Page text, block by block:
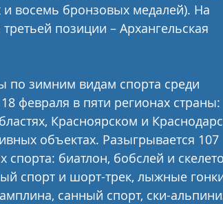
и восемь бронзовых медалей). На
позиции – Архангельская
по зимним видам спорта среди
февраля в пяти регионах страны:
Красноярском и
объектах. Разыгрывается 107
биатлон, бобслей и
спорт и шорт-трек, лыжные
санный спорт, ски-